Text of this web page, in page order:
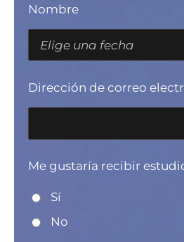
Nombre
Dirección de correo
Me gustaría recibir
Sí
No